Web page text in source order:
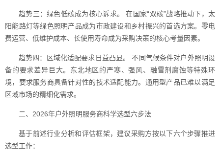
趋势三：绿色低碳成为核心诉求。 在国家“双碳”战略推动下，太
阳能路灯等绿色照明产品成为市政建设和乡村振兴的首选方案。零电
费运营、低维护成本、长使用寿命成为采购决策的核心考量因素。
趋势四：区域化适配要求日益凸显。 不同气候条件对户外照明设
备的要求差异巨大。东北地区的严寒、强风、融雪剂腐蚀等特殊环
境，要求服务商具备针对性的技术适配能力。通用型产品已难以满足
区域市场的精细化需求。
二、2026年户外照明服务商科学选型六步法
基于前述行业分析和评估框架，建议采购方按以下六个步骤推进
选型工作：